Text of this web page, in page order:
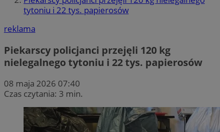
tytoniu i 22 tys. papierosów
reklama
Piekarscy policjanci przejęli 120 kg
nielegalnego tytoniu i 22 tys. papierosów
08 maja 2026 07:40
Czas czytania: 3 min.